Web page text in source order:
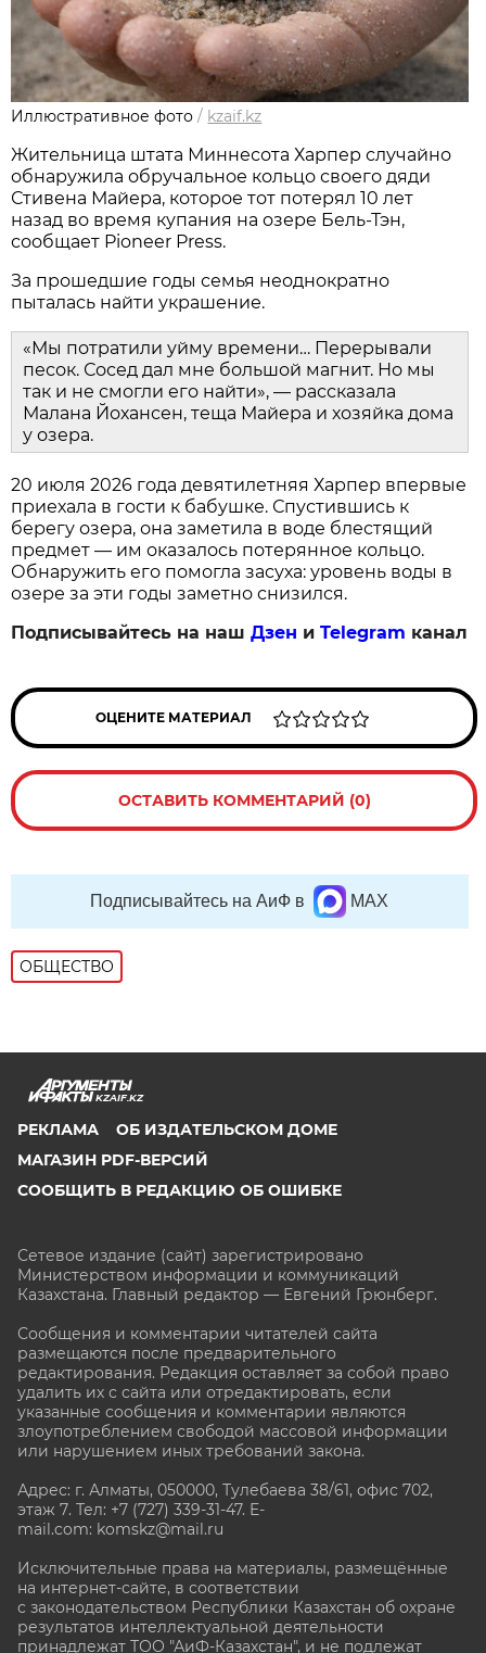
Иллюстративное фото / kzaif.kz
Жительница штата Миннесота Харпер случайно
обнаружила обручальное кольцо своего дяди
Стивена Майера, которое тот потерял 10 лет
назад во время купания на озере Бель-Тэн,
сообщает Pioneer Press.
За прошедшие годы семья неоднократно
пыталась найти украшение.
«Мы потратили уйму времени… Перерывали
песок. Сосед дал мне большой магнит. Но мы
так и не смогли его найти», — рассказала
Малана Йохансен, теща Майера и хозяйка дома
у озера.
20 июля 2026 года девятилетняя Харпер впервые
приехала в гости к бабушке. Спустившись к
берегу озера, она заметила в воде блестящий
предмет — им оказалось потерянное кольцо.
Обнаружить его помогла засуха: уровень воды в
озере за эти годы заметно снизился.
Подписывайтесь на нашДзен иTelegram канал
ОЦЕНИТЕ МАТЕРИАЛ
ОСТАВИТЬ КОММЕНТАРИЙ (0)
Подписывайтесь на АиФ в MAX
ОБЩЕСТВО
KZAIF.KZ
РЕКЛАМА
ОБ ИЗДАТЕЛЬСКОМ ДОМЕ
МАГАЗИН PDF-ВЕРСИЙ
СООБЩИТЬ В РЕДАКЦИЮ ОБ ОШИБКЕ
Сетевое издание (сайт) зарегистрировано
Министерством информации и коммуникаций
Казахстана. Главный редактор — Евгений Грюнберг.
Сообщения и комментарии читателей сайта
размещаются после предварительного
редактирования. Редакция оставляет за собой право
удалить их с сайта или отредактировать, если
указанные сообщения и комментарии являются
злоупотреблением свободой массовой информации
или нарушением иных требований закона.
Адрес: г. Алматы, 050000, Тулебаева 38/61, офис 702,
этаж 7. Тел: +7 (727) 339-31-47. E-
mail.com: komskz@mail.ru
Исключительные права на материалы, размещённые
на интернет-сайте, в соответствии
с законодательством Республики Казахстан об охране
результатов интеллектуальной деятельности
принадлежат ТОО "АиФ-Казахстан", и не подлежат